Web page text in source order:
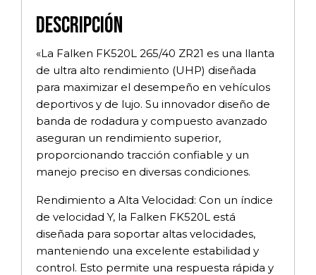
Descripción
«La Falken FK520L 265/40 ZR21 es una llanta
de ultra alto rendimiento (UHP) diseñada
para maximizar el desempeño en vehículos
deportivos y de lujo. Su innovador diseño de
banda de rodadura y compuesto avanzado
aseguran un rendimiento superior,
proporcionando tracción confiable y un
manejo preciso en diversas condiciones.
Rendimiento a Alta Velocidad: Con un índice
de velocidad Y, la Falken FK520L está
diseñada para soportar altas velocidades,
manteniendo una excelente estabilidad y
control. Esto permite una respuesta rápida y